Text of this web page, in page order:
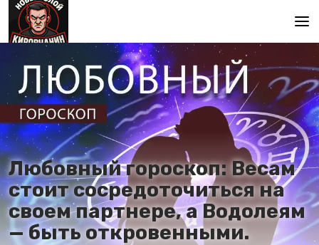
Главная
Любовный гороскоп: Весам
стоит сосредоточиться на
своем партнере, а Водолеям
— быть откровенными.